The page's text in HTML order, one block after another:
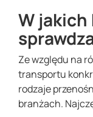
W jakich
Ze względu na
transportu
rodzaje
branżach.